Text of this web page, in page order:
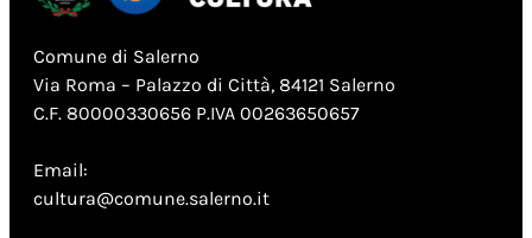
Comune di Salerno
Via Roma – Palazzo di Città, 84121 Salerno
C.F. 80000330656 P.IVA 00263650657
Email:
cultura@comune.salerno.it